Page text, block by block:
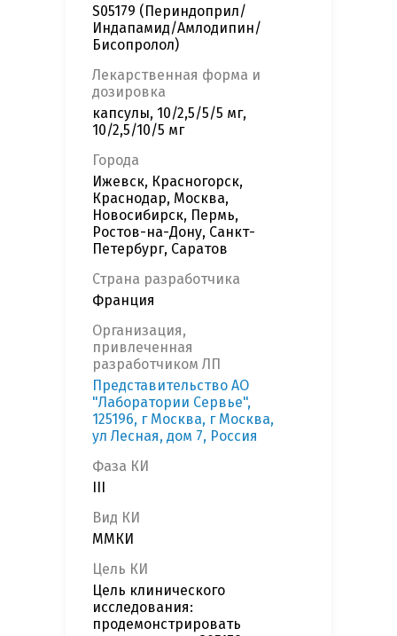
S05179 (Периндоприл/
Индапамид/Амлодипин/
Бисопролол)
Лекарственная форма и
дозировка
капсулы, 10/2,5/5/5 мг,
10/2,5/10/5 мг
Города
Ижевск, Красногорск,
Краснодар, Москва,
Новосибирск, Пермь,
Ростов-на-Дону, Санкт-
Петербург, Саратов
Страна разработчика
Франция
Организация,
привлеченная
разработчиком ЛП
Представительство АО
"Лаборатории Сервье",
125196, г Москва, г Москва,
ул Лесная, дом 7, Россия
Фаза КИ
Вид КИ
ММКИ
Цель КИ
Цель клинического
исследования:
продемонстрировать